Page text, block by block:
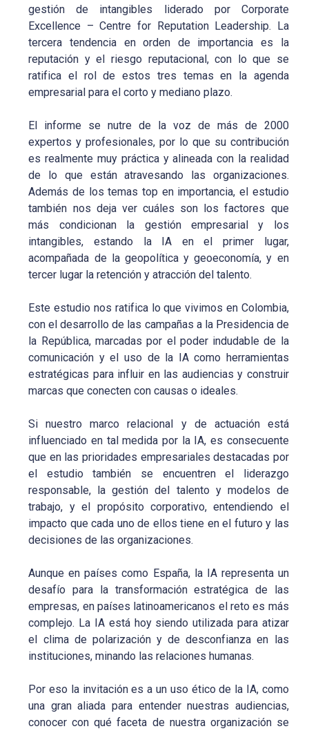
gestión de intangibles liderado por Corporate
Excellence – Centre for Reputation Leadership. La
tercera tendencia en orden de importancia es la
reputación y el riesgo reputacional, con lo que se
ratifica el rol de estos tres temas en la agenda
empresarial para el corto y mediano plazo.
El informe se nutre de la voz de más de 2000
expertos y profesionales, por lo que su contribución
es realmente muy práctica y alineada con la realidad
de lo que están atravesando las organizaciones.
Además de los temas top en importancia, el estudio
también nos deja ver cuáles son los factores que
más condicionan la gestión empresarial y los
intangibles, estando la IA en el primer lugar,
acompañada de la geopolítica y geoeconomía, y en
tercer lugar la retención y atracción del talento.
Este estudio nos ratifica lo que vivimos en Colombia,
con el desarrollo de las campañas a la Presidencia de
la República, marcadas por el poder indudable de la
comunicación y el uso de la IA como herramientas
estratégicas para influir en las audiencias y construir
marcas que conecten con causas o ideales.
Si nuestro marco relacional y de actuación está
influenciado en tal medida por la IA, es consecuente
que en las prioridades empresariales destacadas por
el estudio también se encuentren el liderazgo
responsable, la gestión del talento y modelos de
trabajo, y el propósito corporativo, entendiendo el
impacto que cada uno de ellos tiene en el futuro y las
decisiones de las organizaciones.
Aunque en países como España, la IA representa un
desafío para la transformación estratégica de las
empresas, en países latinoamericanos el reto es más
complejo. La IA está hoy siendo utilizada para atizar
el clima de polarización y de desconfianza en las
instituciones, minando las relaciones humanas.
Por eso la invitación es a un uso ético de la IA, como
una gran aliada para entender nuestras audiencias,
conocer con qué faceta de nuestra organización se